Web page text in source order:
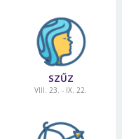
SZŰZ
VIII. 23. - IX. 22.